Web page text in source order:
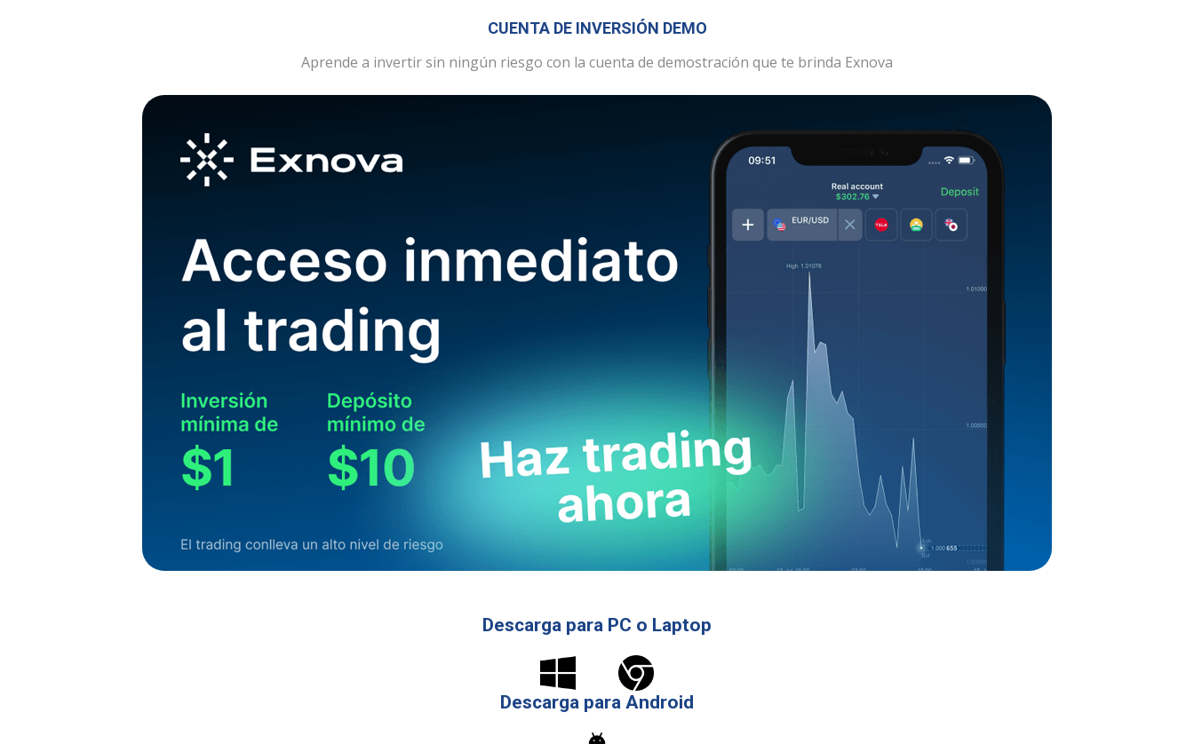
CUENTA DE INVERSIÓN DEMO
Aprende a invertir sin ningún riesgo con la cuenta de demostración que te brinda Exnova
Descarga para PC o Laptop
Descarga para Android